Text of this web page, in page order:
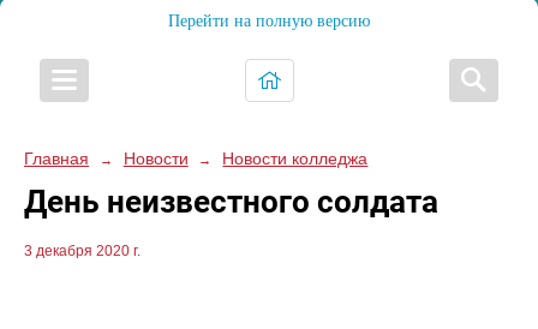
Перейти на полную версию
Главная → Новости → Новости колледжа
День неизвестного солдата
3 декабря 2020 г.